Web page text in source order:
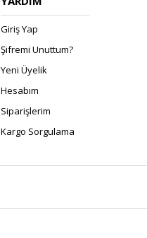
Giriş Yap
Şifremi Unuttum?
Yeni Üyelik
Hesabım
Siparişlerim
Kargo Sorgulama